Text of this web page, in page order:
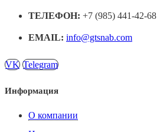
ТЕЛЕФОН: +7 (985) 441-42-68
EMAIL: info@gtsnab.com
VK Telegram
Информация
О компании